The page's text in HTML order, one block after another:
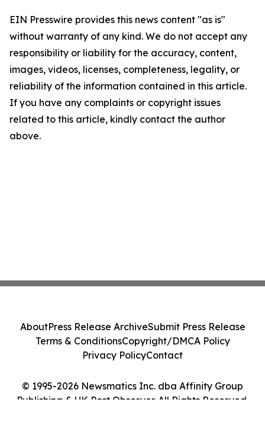
EIN Presswire provides this news content "as is"
without warranty of any kind. We do not accept any
responsibility or liability for the accuracy, content,
images, videos, licenses, completeness, legality, or
reliability of the information contained in this article.
If you have any complaints or copyright issues
related to this article, kindly contact the author
above.
© 1995-2026 Newsmatics Inc. dba Affinity Group
Publishing & UK Post Observer. All Rights Reserved.
AboutPress Release ArchiveSubmit Press Release
Terms & ConditionsCopyright/DMCA Policy
Privacy PolicyContact